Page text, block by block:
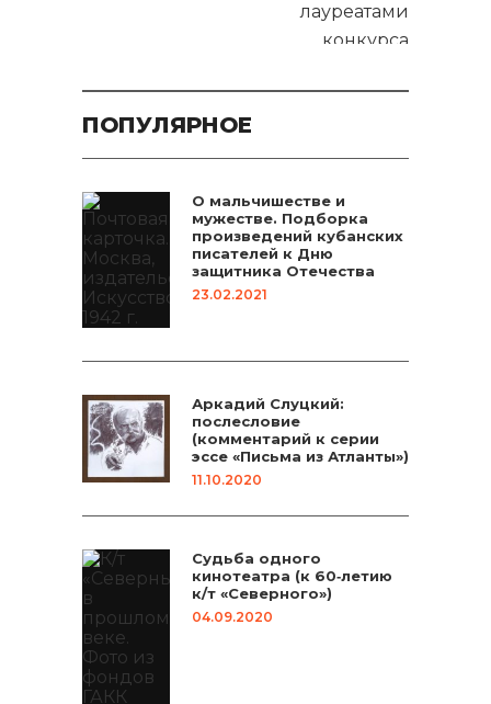
лауреатами
конкурса
ПОПУЛЯРНОЕ
О мальчишестве и
мужестве. Подборка
произведений кубанских
писателей к Дню
защитника Отечества
23.02.2021
Аркадий Слуцкий:
послесловие
(комментарий к серии
эссе «Письма из Атланты»)
11.10.2020
Судьба одного
кинотеатра (к 60‑летию
к/т «Северного»)
04.09.2020